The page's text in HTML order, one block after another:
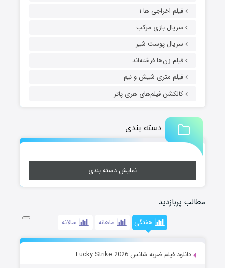
فیلم اخراجی ها ۱
سریال بازی مرکب
سریال پوست شیر
فیلم زن‌ها فرشته‌اند
فیلم متری شیش و نیم
کالکشن فیلم‌های هری پاتر
دسته بندی
نمایش دسته بندی
مطالب پربازدید
هفتگی ماهانه سالانه
دانلود فیلم ضربه شانس Lucky Strike 2026